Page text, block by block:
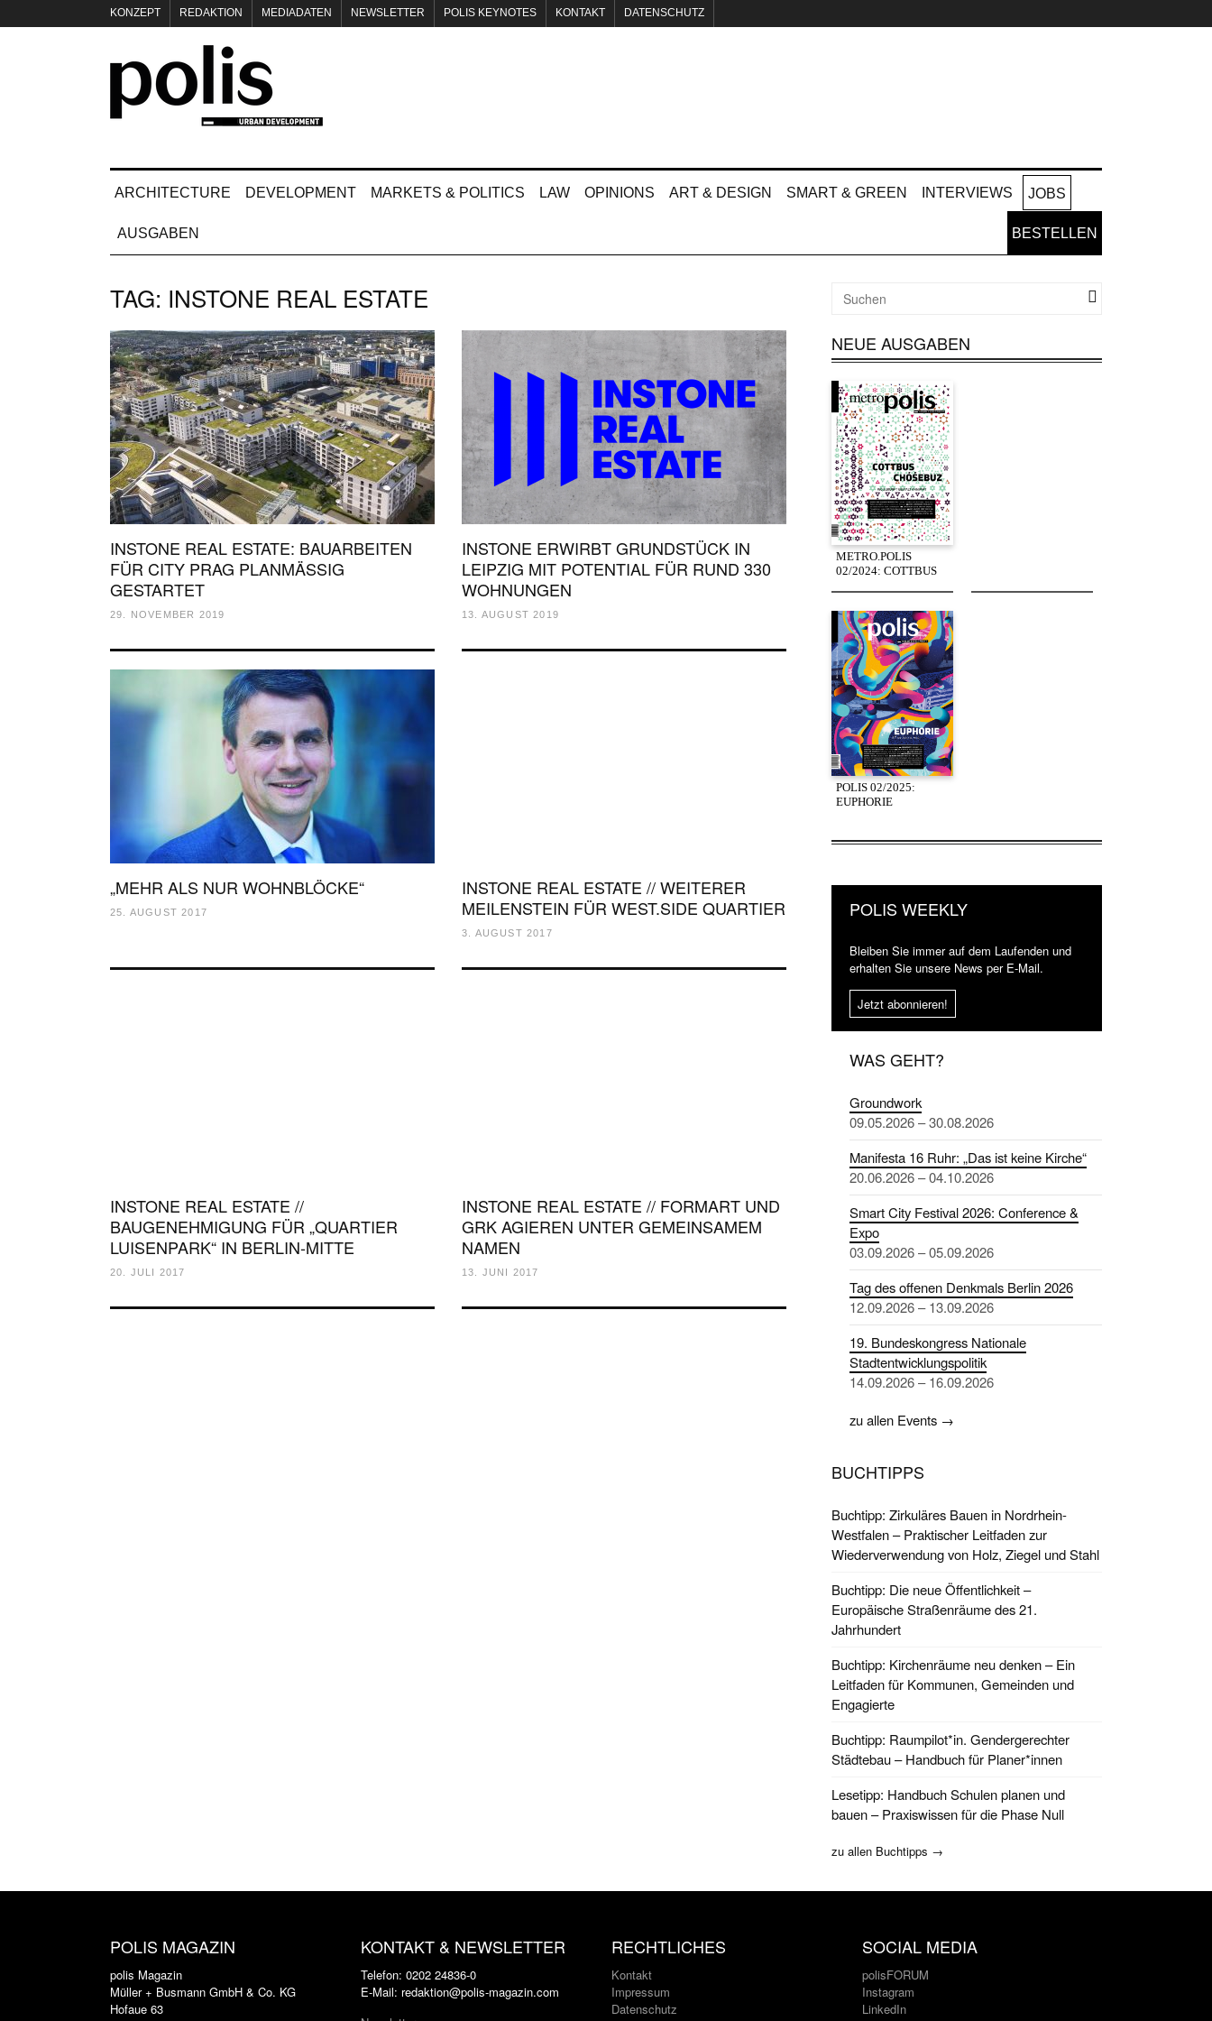
KONZEPT REDAKTION MEDIADATEN NEWSLETTER POLIS KEYNOTES KONTAKT DATENSCHUTZ
ARCHITECTURE DEVELOPMENT MARKETS & POLITICS LAW OPINIONS ART & DESIGN SMART & GREEN INTERVIEWS JOBS
AUSGABEN BESTELLEN
TAG: INSTONE REAL ESTATE
INSTONE REAL ESTATE: BAUARBEITEN
FÜR CITY PRAG PLANMÄSSIG
GESTARTET
29. NOVEMBER 2019
INSTONE ERWIRBT GRUNDSTÜCK IN
LEIPZIG MIT POTENTIAL FÜR RUND 330
WOHNUNGEN
13. AUGUST 2019
„MEHR ALS NUR WOHNBLÖCKE“
25. AUGUST 2017
INSTONE REAL ESTATE // WEITERER
MEILENSTEIN FÜR WEST.SIDE QUARTIER
3. AUGUST 2017
INSTONE REAL ESTATE //
BAUGENEHMIGUNG FÜR „QUARTIER
LUISENPARK“ IN BERLIN-MITTE
20. JULI 2017
INSTONE REAL ESTATE // FORMART UND
GRK AGIEREN UNTER GEMEINSAMEM
NAMEN
13. JUNI 2017
NEUE AUSGABEN
METRO.POLIS
02/2024: COTTBUS
POLIS 02/2025:
EUPHORIE
POLIS WEEKLY
Bleiben Sie immer auf dem Laufenden und
erhalten Sie unsere News per E-Mail.
Jetzt abonnieren!
WAS GEHT?
Groundwork
09.05.2026 – 30.08.2026
Manifesta 16 Ruhr: „Das ist keine Kirche“
20.06.2026 – 04.10.2026
Smart City Festival 2026: Conference &
Expo
03.09.2026 – 05.09.2026
Tag des offenen Denkmals Berlin 2026
12.09.2026 – 13.09.2026
19. Bundeskongress Nationale
Stadtentwicklungspolitik
14.09.2026 – 16.09.2026
zu allen Events →
BUCHTIPPS
Buchtipp: Zirkuläres Bauen in Nordrhein-
Westfalen – Praktischer Leitfaden zur
Wiederverwendung von Holz, Ziegel und Stahl
Buchtipp: Die neue Öffentlichkeit –
Europäische Straßenräume des 21.
Jahrhundert
Buchtipp: Kirchenräume neu denken – Ein
Leitfaden für Kommunen, Gemeinden und
Engagierte
Buchtipp: Raumpilot*in. Gendergerechter
Städtebau – Handbuch für Planer*innen
Lesetipp: Handbuch Schulen planen und
bauen – Praxiswissen für die Phase Null
zu allen Buchtipps →
POLIS MAGAZIN
polis Magazin
Müller + Busmann GmbH & Co. KG
Hofaue 63
KONTAKT & NEWSLETTER
Telefon: 0202 24836-0
E-Mail: redaktion@polis-magazin.com
RECHTLICHES
Kontakt
Impressum
Datenschutz
SOCIAL MEDIA
polisFORUM
Instagram
LinkedIn